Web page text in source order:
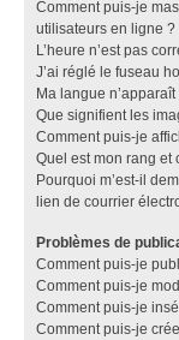
Comment puis-je
utilisateurs en ligne ?
L’heure n’est pas
J’ai réglé le fuseau
Ma langue
Que signifient les
Comment puis-je
Quel est mon rang et
Pourquoi m’est-il
lien de courrier
Problèmes de
Comment puis-je
Comment puis-je
Comment puis-je
Comment puis-je